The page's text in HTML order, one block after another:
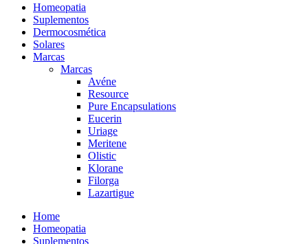
Homeopatia
Suplementos
Dermocosmética
Solares
Marcas
Marcas
Avéne
Resource
Pure Encapsulations
Eucerin
Uriage
Meritene
Olistic
Klorane
Filorga
Lazartigue
Home
Homeopatia
Suplementos